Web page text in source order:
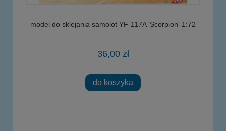
model do sklejania samolot YF-117A 'Scorpion' 1:72
36,00 zł
do koszyka